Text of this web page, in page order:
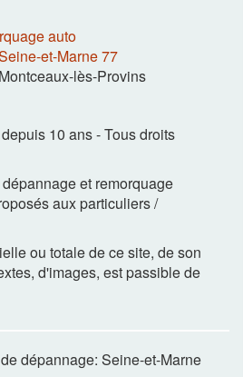
auto
et-Marne 77
lès-Provins
10 ans - Tous droits
et remorquage
aux particuliers /
ou totale de ce site, de son
d'images, est passible de
dépannage: Seine-et-Marne